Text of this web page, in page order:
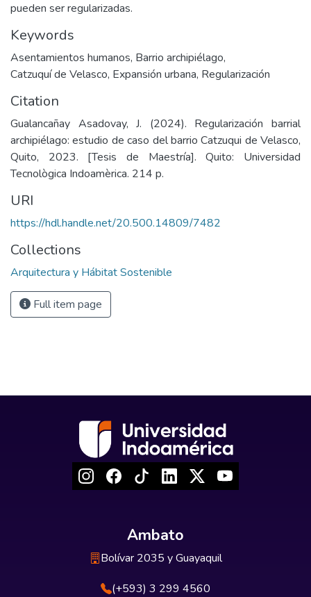
pueden ser regularizadas.
Keywords
Asentamientos humanos, Barrio archipiélago,
Catzuquí de Velasco, Expansión urbana, Regularización
Citation
Gualancañay Asadovay, J. (2024). Regularización barrial
archipiélago: estudio de caso del barrio Catzuqui de Velasco,
Quito, 2023. [Tesis de Maestría]. Quito: Universidad
Tecnològica Indoamèrica. 214 p.
URI
https://hdl.handle.net/20.500.14809/7482
Collections
Arquitectura y Hábitat Sostenible
Full item page
Ambato
Bolívar 2035 y Guayaquil
(+593) 3 299 4560